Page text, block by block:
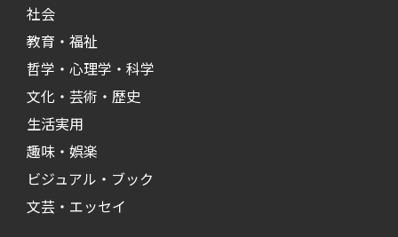
社会
教育・福祉
哲学・心理学・科学
文化・芸術・歴史
生活実用
趣味・娯楽
ビジュアル・ブック
文芸・エッセイ